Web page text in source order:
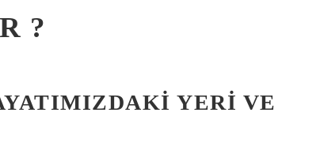
?
YERI VE